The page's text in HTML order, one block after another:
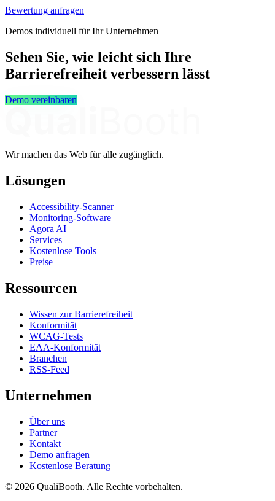
Bewertung anfragen
Demos individuell für Ihr Unternehmen
Sehen Sie, wie leicht sich Ihre
Barrierefreiheit verbessern lässt
Demo vereinbaren
Wir machen das Web für alle zugänglich.
Lösungen
Accessibility-Scanner
Monitoring-Software
Agora AI
Services
Kostenlose Tools
Preise
Ressourcen
Wissen zur Barrierefreiheit
Konformität
WCAG-Tests
EAA-Konformität
Branchen
RSS-Feed
Unternehmen
Über uns
Partner
Kontakt
Demo anfragen
Kostenlose Beratung
© 2026 QualiBooth. Alle Rechte vorbehalten.